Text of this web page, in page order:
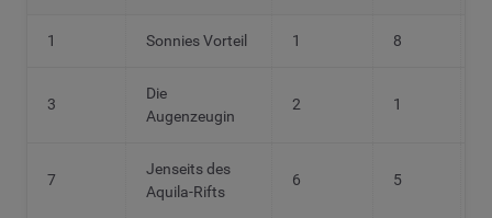
1 Sonnies Vorteil 1 8
3
Die
Augenzeugin
2 1
7
Jenseits des
Aquila-Rifts
6 5